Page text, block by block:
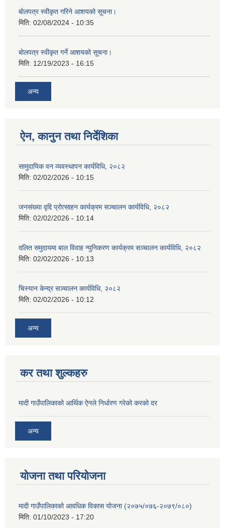
बोलपत्र स्वीकृत गरिने आशयको सूचना।
मिति: 02/08/2024 - 10:35
बोलपत्र स्वीकृत गर्ने आशयको सूचना।
मिति: 12/19/2023 - 16:15
अन्य
ऐन, कानुन तथा निर्देशिका
सामुदायिक वन व्यवस्थापन कार्यविधि, २०८२
मिति: 02/02/2026 - 10:15
जनसंख्या वृद्दि प्रोत्साहन कार्यक्रम सञ्‍चालन कार्यविधि, २०८२
मिति: 02/02/2026 - 10:14
दलित समुदायमा बाल विवाह न्युनिकरण कार्यक्रम सञ्‍चालन कार्यविधि, २०८२
मिति: 02/02/2026 - 10:13
चिस्यान केन्द्र सञ्‍चालन कार्यविधि, २०८२
मिति: 02/02/2026 - 10:12
अन्य
कर तथा शुल्कहरु
मादी गाउँपालिकाको आर्थिक ऐनले निर्धारण गरेको करको दर
अन्य
योजना तथा परियोजना
मादी गाउँपालिकाको आवधिक विकास योजना (२०७५/०७६-२०७९/०८०)
मिति: 01/10/2023 - 17:20